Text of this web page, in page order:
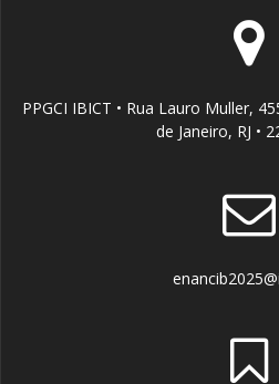
PPGCI IBICT • Rua Lauro Muller,
de Janeiro, RJ •